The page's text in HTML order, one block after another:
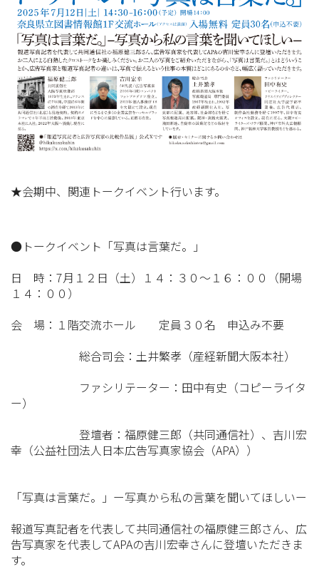
★会期中、関連トークイベント行います。
●トークイベント「写真は言葉だ。」
日 時：7月１２日（土）１４：３０～１６：００（開場
１４：００）
会 場：１階交流ホール 定員３０名 申込み不要
総合司会：土井繁孝（産経新聞大阪本社）
ファシリテーター：田中有史（コピーライタ
ー）
登壇者：福原健三郎（共同通信社）、吉川宏
幸（公益社団法人日本広告写真家協会（APA））
「写真は言葉だ。」ー写真から私の言葉を聞いてほしいー
報道写真記者を代表して共同通信社の福原健三郎さん、広
告写真家を代表してAPAの吉川宏幸さんに登壇いただきま
す。